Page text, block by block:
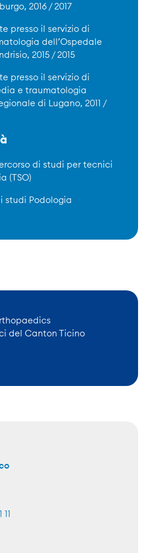
2016 / 2017
presso il servizio di
dell’Ospedale
2015 / 2015
presso il servizio di
e traumatologia
di Lugano, 2011 /
di studi per tecnici
(TSO)
studi Podologia
del Canton Ticino